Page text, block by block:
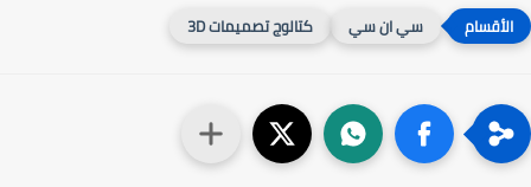
سي ان سي كتالوج تصميمات 3D